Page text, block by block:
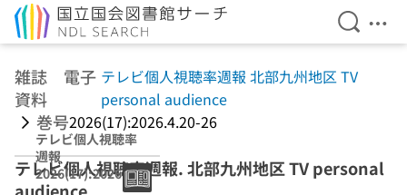
検索を
メ
雑誌 電子
資料
テレビ個人視聴率週報 北部九州地区 TV
personal audience
巻号2026(17):2026.4.20-26
テレビ個人視聴率
週報
2026(17):2026.4.
20-26 北部九州地
テレビ個人視聴率週報. 北部九州地区 TV personal